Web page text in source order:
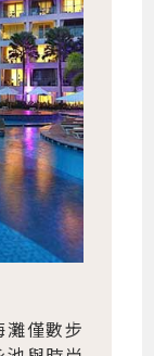
僅數步